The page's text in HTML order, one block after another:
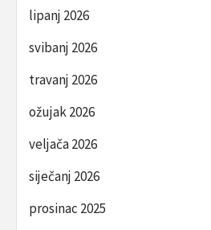
lipanj 2026
svibanj 2026
travanj 2026
ožujak 2026
veljača 2026
siječanj 2026
prosinac 2025